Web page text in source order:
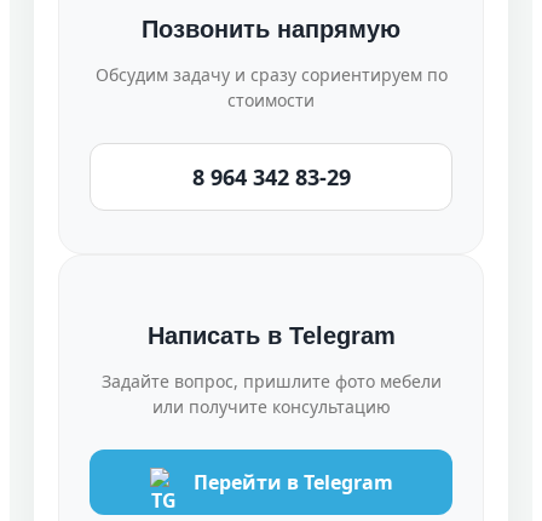
Позвонить напрямую
Обсудим задачу и сразу сориентируем по
стоимости
8 964 342 83-29
Написать в Telegram
Задайте вопрос, пришлите фото мебели
или получите консультацию
Перейти в Telegram